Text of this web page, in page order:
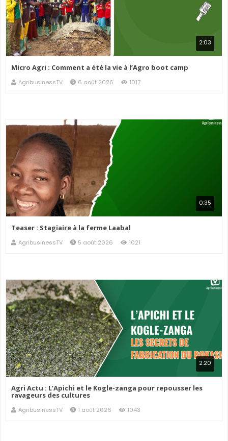
2:03
Micro Agri : Comment a été la vie à l’Agro boot camp
AgribusinessTV 6 août 2026 1017
0:35
Teaser : Stagiaire à la ferme Laabal
AgribusinessTV 5 août 2026 1021
2:20
Agri Actu : L’Apichi et le Kogle-zanga pour repousser les
ravageurs des cultures
AgribusinessTV 1 août 2026 1043